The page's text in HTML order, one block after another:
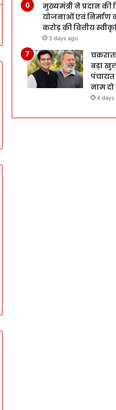
मुख्यमंत्री ने प्रदान की
योजनाओं एवं निर्माण
करोड़ की वित्तीय
3 days ago
बड़ा
पंचायत
नाम दो
4 days